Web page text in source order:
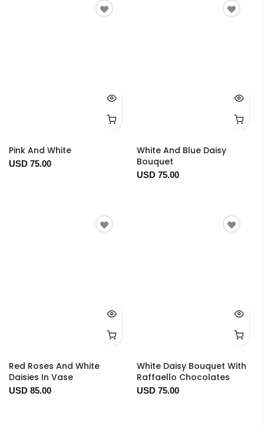
Pink And White
USD 75.00
White And Blue Daisy
Bouquet
USD 75.00
Red Roses And White
Daisies In Vase
USD 85.00
White Daisy Bouquet With
Raffaello Chocolates
USD 75.00